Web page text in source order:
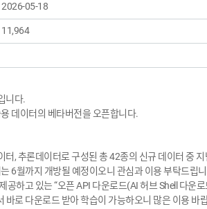
2026-05-18
11,964
니다.
데이터의 베타버전을 오픈합니다.
터, 추론데이터로 구성된 총 42종의 신규 데이터 중
6월까지 개방될 예정이오니 관심과 이용 부탁드립
공하고 있는 “오픈 API 다운로드(AI 허브 Shell 다운
바로 다운로드 받아 학습이 가능하오니 많은 이용 바